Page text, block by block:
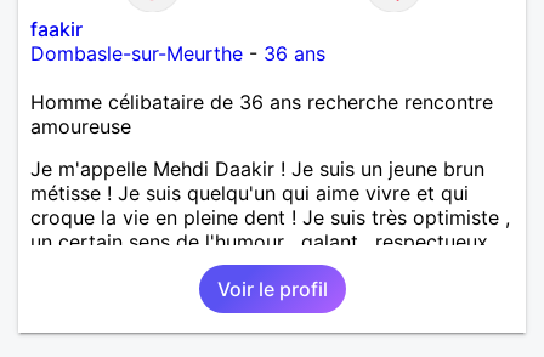
faakir
Dombasle-sur-Meurthe - 36 ans
Homme célibataire de 36 ans recherche rencontre
amoureuse
Je m'appelle Mehdi Daakir ! Je suis un jeune brun
métisse ! Je suis quelqu'un qui aime vivre et qui
croque la vie en pleine dent ! Je suis très optimiste ,
un certain sens de l'humour , galant , respectueux
mais parfois un peu maladroit et timide ! Je
recherche de nouvelles rencontres et plus si
affinités ! Qui ne tente rien n'a rien !
Voir le profil